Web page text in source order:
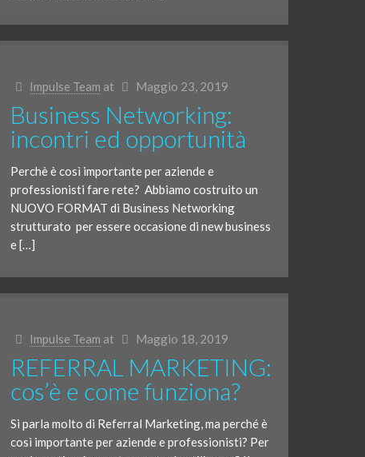
Impulse Team at Maggio 23, 2019
Business Networking:
incontri ed opportunità
Perchè è così importante per aziende e
professionisti fare rete? Abbiamo costruito un
NUOVO FORMAT di Business Networking
strutturato per essere occasione di new business
e […]
Impulse Team at Maggio 18, 2019
REFERRAL MARKETING:
cos’è e come funziona?
Si parla molto di Referral Marketing, ma perché è
così importante per aziende e professionisti? Per